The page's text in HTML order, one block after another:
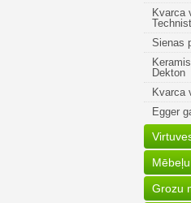
Kvarca
Sienas
Dekton
Kvarca
Egger
Grozu